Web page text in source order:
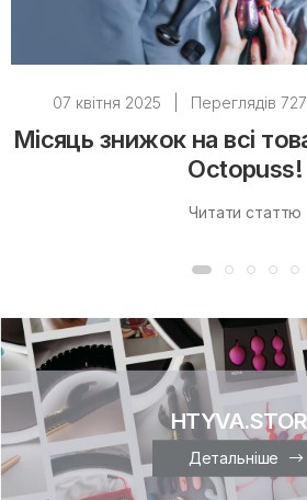
07 квітня 2025 Переглядів
Місяць знижок на всі
Octopuss!
Читати статтю
Детальніше